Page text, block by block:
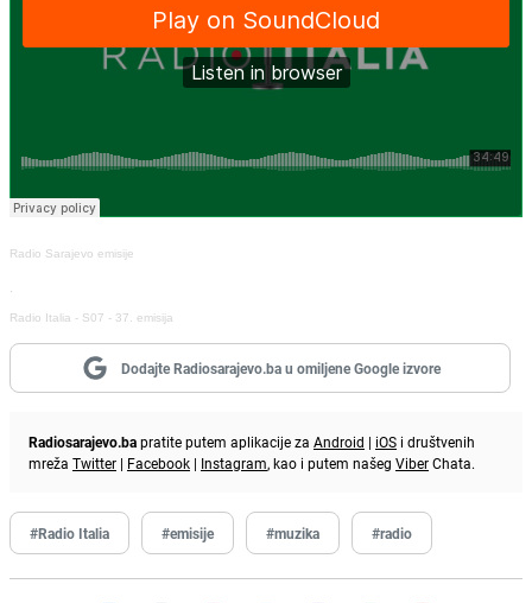
Radio Sarajevo emisije
·
Radio Italia - S07 - 37. emisija
Dodajte Radiosarajevo.ba u omiljene Google izvore
Radiosarajevo.bapratite putem aplikacije za Android | iOS i društvenih
mreža Twitter | Facebook | Instagram, kao i putem našeg ViberChata.
#Radio Italia #emisije #muzika #radio